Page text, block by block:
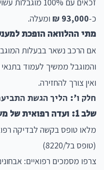
כ-93,000 ₪ ומעלה.
מתי ההלוואה הופכת
והמוגבל ממשיך לעמוד
ואין צורך להחזירה.
חלק ו': הליך הגשת
שלב 1: ועדה רפואית של משרד הבריאות
מלאו טופס בקשה לבדיקה
(טופס בל/8220)
צרפו מסמכים רפואיים: